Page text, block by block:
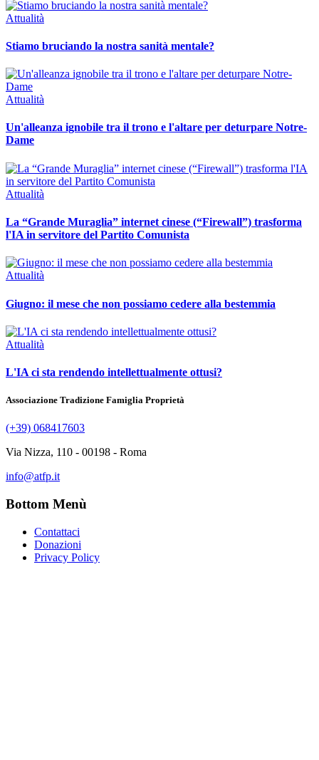
Attualità
Stiamo bruciando la nostra sanità mentale?
Attualità
Un'alleanza ignobile tra il trono e l'altare per deturpare Notre-
Dame
Attualità
La “Grande Muraglia” internet cinese (“Firewall”) trasforma
l'IA in servitore del Partito Comunista
Attualità
Giugno: il mese che non possiamo cedere alla bestemmia
Attualità
L'IA ci sta rendendo intellettualmente ottusi?
Associazione Tradizione Famiglia Proprietà
(+39) 068417603
Via Nizza, 110 - 00198 - Roma
info@atfp.it
Bottom Menù
Contattaci
Donazioni
Privacy Policy